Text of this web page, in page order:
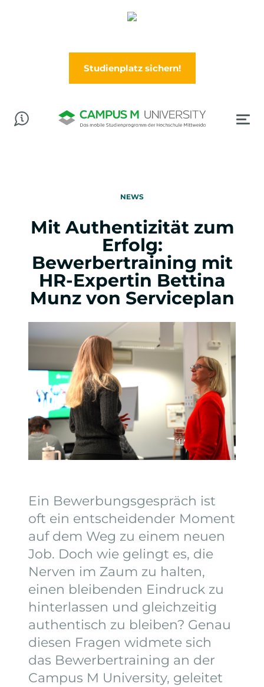
Studienplatz sichern!
NEWS
Mit Authentizität zum
Erfolg:
Bewerbertraining mit
HR-Expertin Bettina
Munz von Serviceplan
Ein Bewerbungsgespräch ist
oft ein entscheidender Moment
auf dem Weg zu einem neuen
Job. Doch wie gelingt es, die
Nerven im Zaum zu halten,
einen bleibenden Eindruck zu
hinterlassen und gleichzeitig
authentisch zu bleiben? Genau
diesen Fragen widmete sich
das Bewerbertraining an der
Campus M University, geleitet